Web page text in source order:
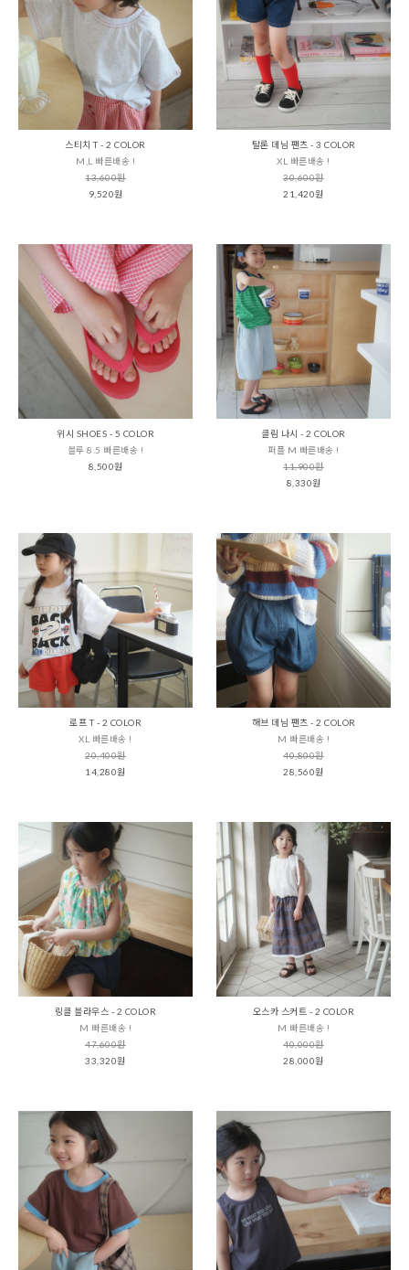
스티치 T - 2 COLOR
M,L 빠른배송 !
13,600원
9,520원
탈론 데님 팬츠 - 3 COLOR
XL 빠른배송 !
30,600원
21,420원
위시 SHOES - 5 COLOR
블루 8.5 빠른배송 !
8,500원
클림 나시 - 2 COLOR
퍼플 M 빠른배송 !
11,900원
8,330원
로프 T - 2 COLOR
XL 빠른배송 !
20,400원
14,280원
해브 데님 팬츠 - 2 COLOR
M 빠른배송 !
40,800원
28,560원
링클 블라우스 - 2 COLOR
M 빠른배송 !
47,600원
33,320원
오스카 스커트 - 2 COLOR
M 빠른배송 !
40,000원
28,000원